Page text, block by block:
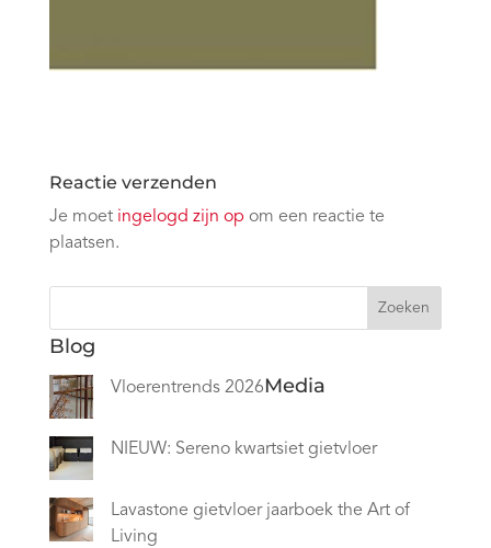
Reactie verzenden
Je moet ingelogd zijn op om een reactie te
plaatsen.
Zoeken
Blog
Vloerentrends 2026
NIEUW: Sereno kwartsiet gietvloer
Lavastone gietvloer jaarboek the Art of
Living
Media